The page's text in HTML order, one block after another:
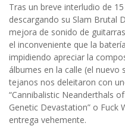
Tras un breve interludio de
descargando su Slam Brutal
mejora de sonido de
el inconveniente que la
impidiendo apreciar la
álbumes en la calle (el nuevo
tejanos nos deleitaron con
“Cannibalistic Neanderthals
Genetic Devastation” o Fuck
entrega vehemente.